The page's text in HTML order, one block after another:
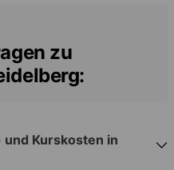
zu
Kurskosten in